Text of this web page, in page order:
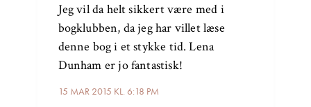
15 MAR 2015 KL. 6:18 PM
Jeg vil da helt sikkert være med i
bogklubben, da jeg har villet læse
denne bog i et stykke tid. Lena
Dunham er jo fantastisk!